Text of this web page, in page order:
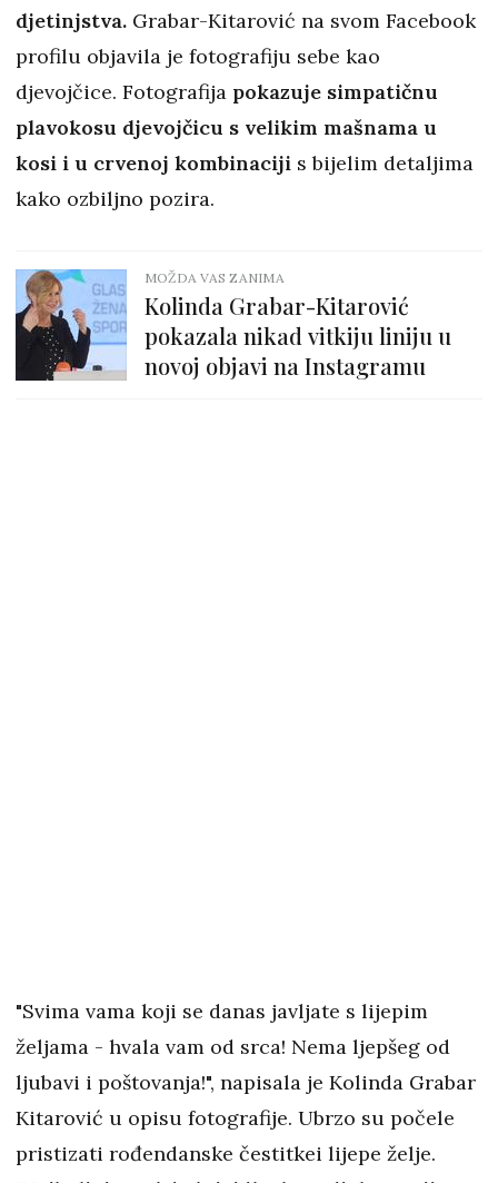
djetinjstva. Grabar-Kitarović na svom Facebook
profilu objavila je fotografiju sebe kao
djevojčice. Fotografija pokazuje simpatičnu
plavokosu djevojčicu s velikim mašnama u
kosi i u crvenoj kombinaciji s bijelim detaljima
kako ozbiljno pozira.
MOŽDA VAS ZANIMA
Kolinda Grabar-Kitarović
pokazala nikad vitkiju liniju u
novoj objavi na Instagramu
"Svima vama koji se danas javljate s lijepim
željama - hvala vam od srca! Nema ljepšeg od
ljubavi i poštovanja!", napisala je Kolinda Grabar
Kitarović u opisu fotografije. Ubrzo su počele
pristizati rođendanske čestitkei lijepe želje.